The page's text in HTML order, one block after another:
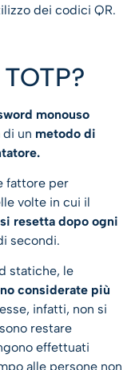
dei codici QR.
monouso
un metodo di
fattore per
volte in cui il
si resetta dopo ogni
secondi.
statiche, le
considerate più
infatti, non si
restare
effettuati
alle persone non